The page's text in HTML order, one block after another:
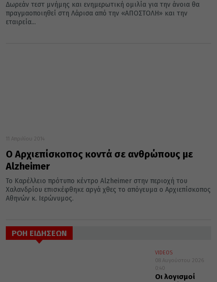
Δωρεάν τεστ μνήμης και ενημερωτική ομιλία για την άνοια θα
πραγμαοποιηθεί στη Λάρισα από την «ΑΠΟΣΤΟΛΗ» και την
εταιρεία...
11 Απριλίου 2014
Ο Αρχιεπίσκοπος κοντά σε ανθρώπους με
Alzheimer
Το Καρέλλειο πρότυπο κέντρο Alzheimer στην περιοχή του
Χαλανδρίου επισκέφθηκε αργά χθες το απόγευμα ο Αρχιεπίσκοπος
Αθηνών κ. Ιερώνυμος.
ΡΟΗ ΕΙΔΗΣΕΩΝ
VIDEOS
08 Αυγούστου 2026
0:40
Οι λογισμοί